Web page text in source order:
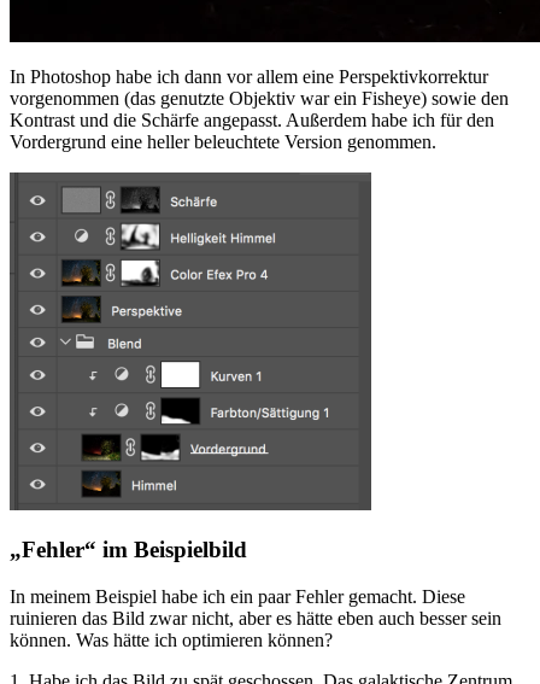
In Photoshop habe ich dann vor allem eine Perspektivkorrektur
vorgenommen (das genutzte Objektiv war ein Fisheye) sowie den
Kontrast und die Schärfe angepasst. Außerdem habe ich für den
Vordergrund eine heller beleuchtete Version genommen.
„Fehler“ im Beispielbild
In meinem Beispiel habe ich ein paar Fehler gemacht. Diese
ruinieren das Bild zwar nicht, aber es hätte eben auch besser sein
können. Was hätte ich optimieren können?